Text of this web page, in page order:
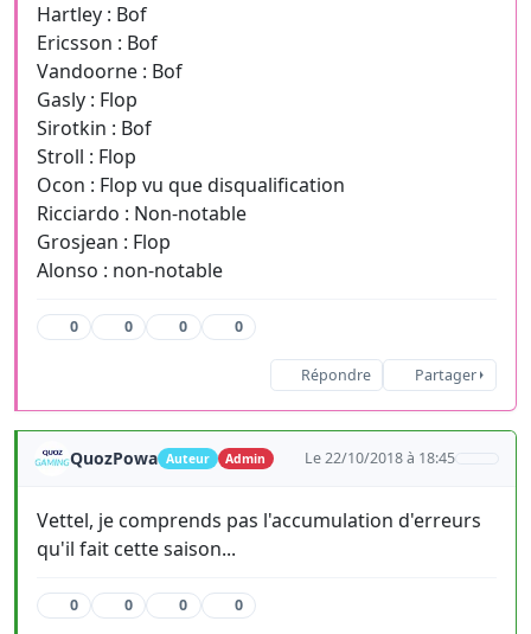
Hartley : Bof
Ericsson : Bof
Vandoorne : Bof
Gasly : Flop
Sirotkin : Bof
Stroll : Flop
Ocon : Flop vu que disqualification
Ricciardo : Non-notable
Grosjean : Flop
Alonso : non-notable
0 0 0 0
Répondre Partager
QuozPowa Auteur Admin Le 22/10/2018 à 18:45
Vettel, je comprends pas l'accumulation d'erreurs
qu'il fait cette saison...
0 0 0 0